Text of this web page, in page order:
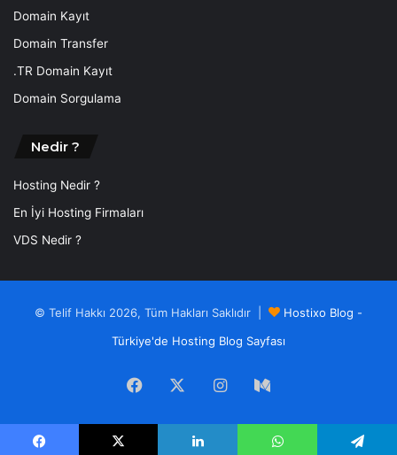
Domain Kayıt
Domain Transfer
.TR Domain Kayıt
Domain Sorgulama
Nedir ?
Hosting Nedir ?
En İyi Hosting Firmaları
VDS Nedir ?
© Telif Hakkı 2026, Tüm Hakları Saklıdır |
Hostixo Blog -
Türkiye'de Hosting Blog Sayfası
Facebook Instagram